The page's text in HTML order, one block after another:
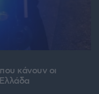
κάνουν οι